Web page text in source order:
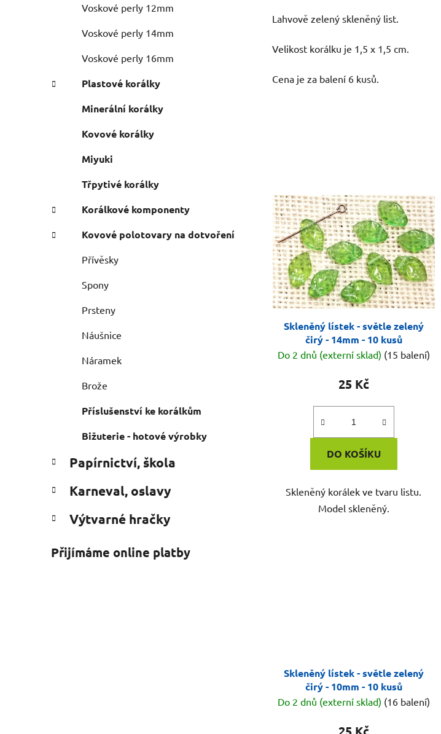
Voskové perly 12mm
Voskové perly 14mm
Voskové perly 16mm
Plastové korálky
Minerální korálky
Kovové korálky
Miyuki
Třpytivé korálky
Korálkové komponenty
Kovové polotovary na dotvoření
Přívěsky
Spony
Prsteny
Náušnice
Náramek
Brože
Příslušenství ke korálkům
Bižuterie - hotové výrobky
Papírnictví, škola
Karneval, oslavy
Výtvarné hračky
Přijímáme online platby
Lahvově zelený skleněný list.
Velikost korálku je 1,5 x 1,5 cm.
Cena je za balení 6 kusů.
Skleněný lístek - světle zelený
čirý - 14mm - 10 kusů
Do 2 dnů (externí sklad) (15 balení)
25 Kč
DO KOŠÍKU
Skleněný korálek ve tvaru listu.
Model skleněný.
Skleněný lístek - světle zelený
čirý - 10mm - 10 kusů
Do 2 dnů (externí sklad) (16 balení)
25 Kč